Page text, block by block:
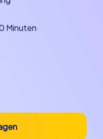
Geocaching und
und geben
Challenges und
begegnet Ihr Team
wie dem
oder dem
Minuten